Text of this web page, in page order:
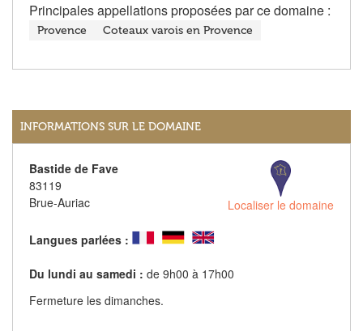
Principales appellations proposées par ce domaine :
Provence Coteaux varois en Provence
INFORMATIONS SUR LE DOMAINE
Bastide de Fave
83119
Brue-Auriac
Localiser le domaine
Langues parlées :
Du lundi au samedi : de 9h00 à 17h00
Fermeture les dimanches.